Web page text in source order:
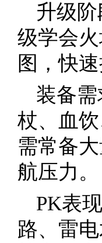
升级
级学会
图，快
装备
杖、血
需常备
航压力。
PK表
路、雷